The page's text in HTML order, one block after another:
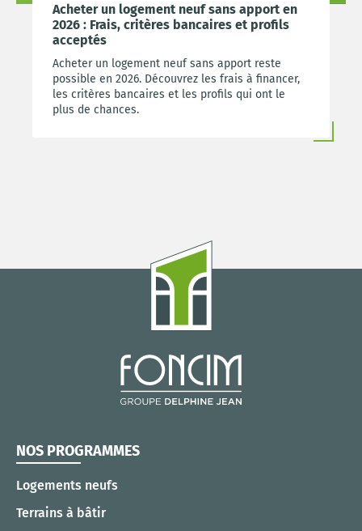
Acheter un logement neuf sans apport en
2026 : Frais, critères bancaires et profils
acceptés
Acheter un logement neuf sans apport reste
possible en 2026. Découvrez les frais à financer,
les critères bancaires et les profils qui ont le
plus de chances.
NOS PROGRAMMES
Logements neufs
Terrains à bâtir